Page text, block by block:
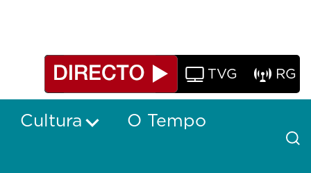
TVG RG
Cultura
O Tempo